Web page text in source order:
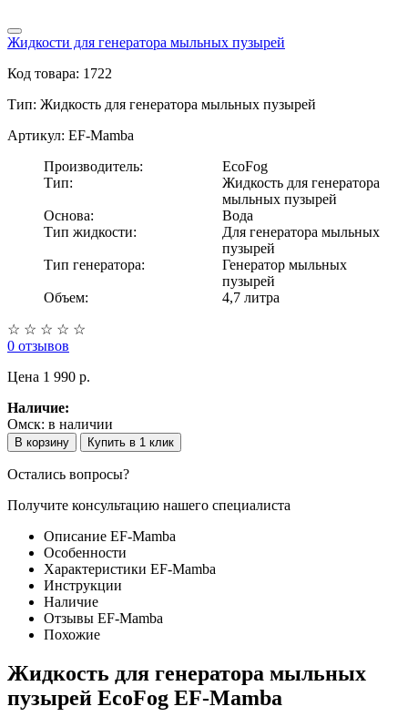
Жидкости для генератора мыльных пузырей
Код товара: 1722
Тип: Жидкость для генератора мыльных пузырей
Артикул: EF-Mamba
Производитель:
EcoFog
Тип:
Жидкость для генератора
мыльных пузырей
Основа:
Вода
Тип жидкости:
Для генератора мыльных
пузырей
Тип генератора:
Генератор мыльных
пузырей
Объем:
4,7 литра
☆ ☆ ☆ ☆ ☆
0 отзывов
Цена 1 990 p.
Наличие:
Омск: в наличии
В корзину Купить в 1 клик
Остались вопросы?
Получите консультацию нашего специалиста
Описание EF-Mamba
Особенности
Характеристики EF-Mamba
Инструкции
Наличие
Отзывы EF-Mamba
Похожие
Жидкость для генератора мыльных
пузырей EcoFog EF-Mamba